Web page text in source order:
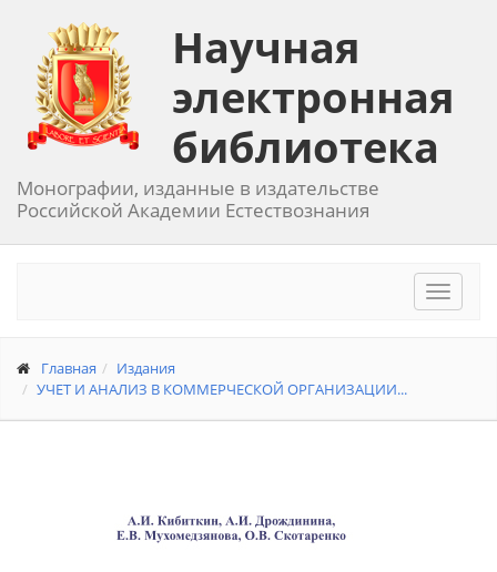
Научная
электронная
библиотека
Монографии, изданные в издательстве
Российской Академии Естествознания
Toggle
Главная
Издания
УЧЕТ И АНАЛИЗ В КОММЕРЧЕСКОЙ ОРГАНИЗАЦИИ...